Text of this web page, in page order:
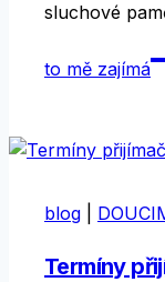
sluchové
to mě zajímá
–
blog
Termíny